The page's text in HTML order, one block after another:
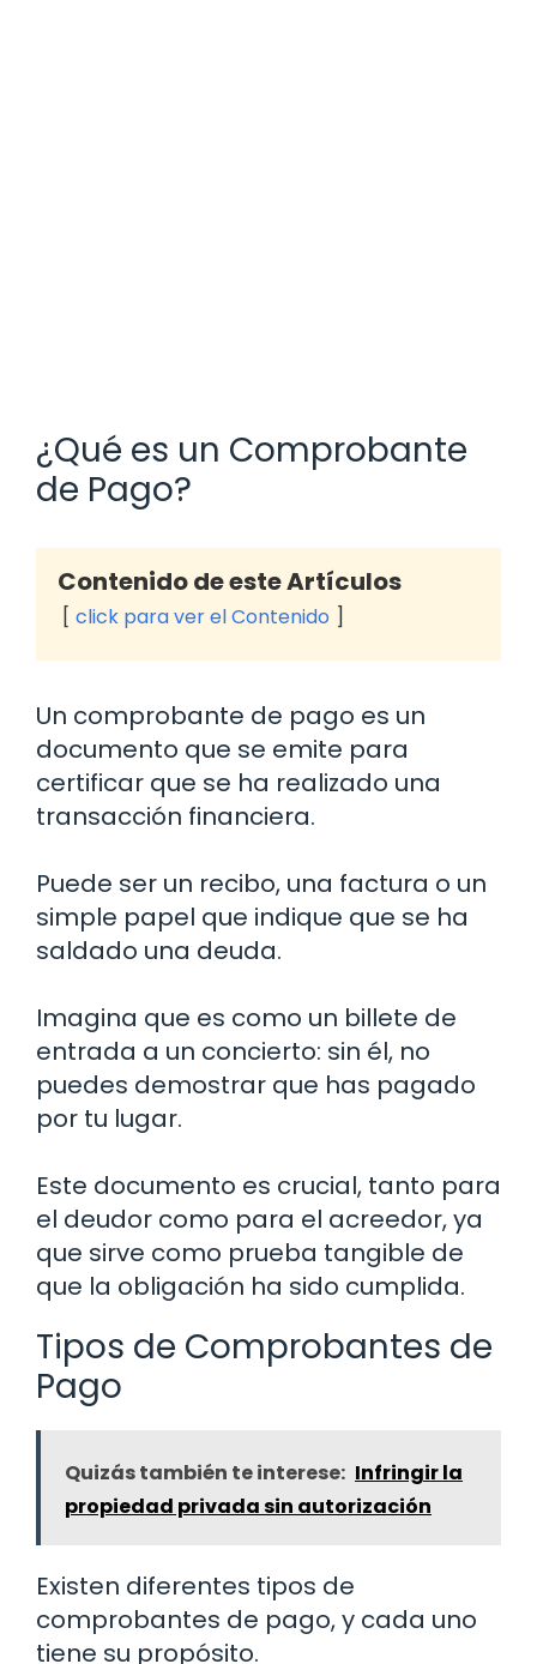
¿Qué es un Comprobante
de Pago?
Contenido de este Artículos
click para ver el Contenido
Un comprobante de pago es un
documento que se emite para
certificar que se ha realizado una
transacción financiera.
Puede ser un recibo, una factura o un
simple papel que indique que se ha
saldado una deuda.
Imagina que es como un billete de
entrada a un concierto: sin él, no
puedes demostrar que has pagado
por tu lugar.
Este documento es crucial, tanto para
el deudor como para el acreedor, ya
que sirve como prueba tangible de
que la obligación ha sido cumplida.
Tipos de Comprobantes de
Pago
Quizás también te interese: Infringir la
propiedad privada sin autorización
Existen diferentes tipos de
comprobantes de pago, y cada uno
tiene su propósito.